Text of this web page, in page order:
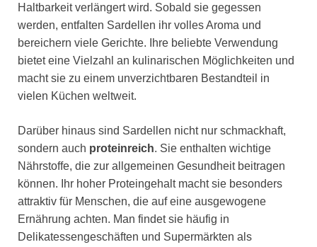
Haltbarkeit verlängert wird. Sobald sie gegessen
werden, entfalten Sardellen ihr volles Aroma und
bereichern viele Gerichte. Ihre beliebte Verwendung
bietet eine Vielzahl an kulinarischen Möglichkeiten und
macht sie zu einem unverzichtbaren Bestandteil in
vielen Küchen weltweit.
Darüber hinaus sind Sardellen nicht nur schmackhaft,
sondern auch proteinreich. Sie enthalten wichtige
Nährstoffe, die zur allgemeinen Gesundheit beitragen
können. Ihr hoher Proteingehalt macht sie besonders
attraktiv für Menschen, die auf eine ausgewogene
Ernährung achten. Man findet sie häufig in
Delikatessengeschäften und Supermärkten als